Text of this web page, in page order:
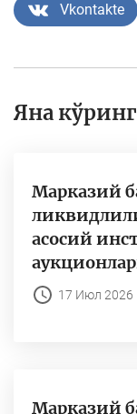
Vkontakte
Яна
Марказий
асосий
17 Июл 2026
Марказий